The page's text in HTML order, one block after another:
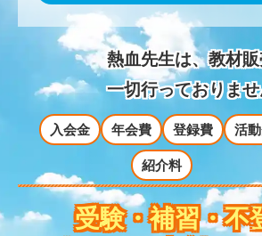
熱血先生は、教材
一切行っておりませ
入会金 年会費 登録費 活
紹介料
受験・補習・不